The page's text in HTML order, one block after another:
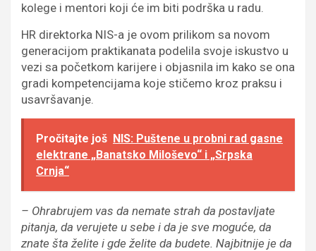
kolege i mentori koji će im biti podrška u radu.
HR direktorka NIS-a je ovom prilikom sa novom
generacijom praktikanata podelila svoje iskustvo u
vezi sa početkom karijere i objasnila im kako se ona
gradi kompetencijama koje stičemo kroz praksu i
usavršavanje.
Pročitajte još NIS: Puštene u probni rad gasne
elektrane „Banatsko Miloševo“ i „Srpska
Crnja“
– Ohrabrujem vas da nemate strah da postavljate
pitanja, da verujete u sebe i da je sve moguće, da
znate šta želite i gde želite da budete. Najbitnije je da